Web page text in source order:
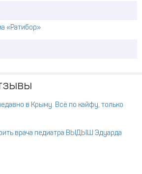
«Ратибор»
в Крыму. Всё по кайфу, только
врача педиатра ВЫДЫШ Эдуарда